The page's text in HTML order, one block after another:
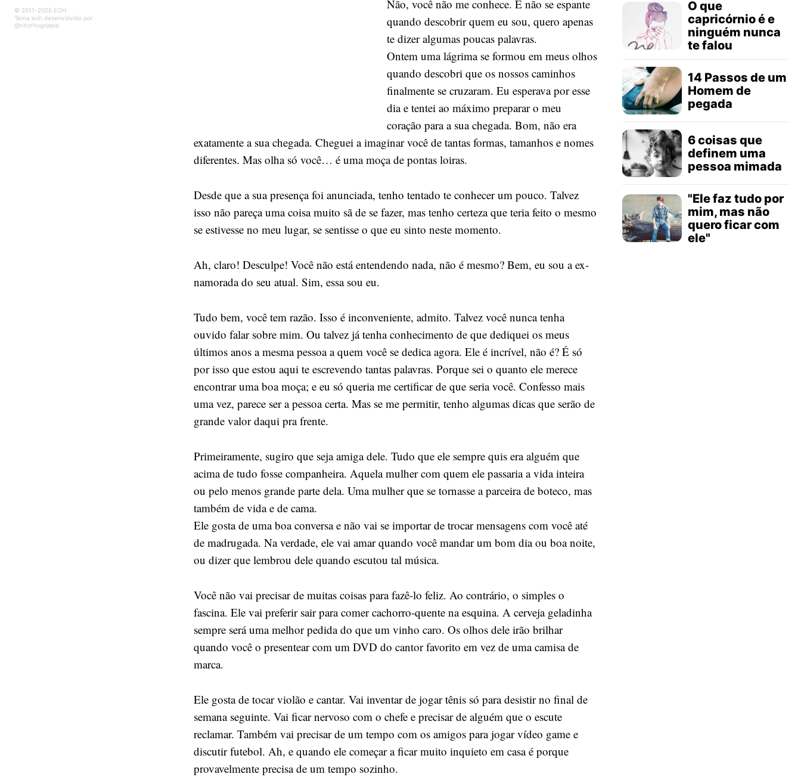
© 2011-2026 EOH
Tema eoh desenvolvido por
@vitorhugojapa
Não, você não me conhece. E não se espante
quando descobrir quem eu sou, quero apenas
te dizer algumas poucas palavras.
Ontem uma lágrima se formou em meus olhos
quando descobri que os nossos caminhos
finalmente se cruzaram. Eu esperava por esse
dia e tentei ao máximo preparar o meu
coração para a sua chegada. Bom, não era
exatamente a sua chegada. Cheguei a imaginar você de tantas formas, tamanhos e nomes
diferentes. Mas olha só você… é uma moça de pontas loiras.
Desde que a sua presença foi anunciada, tenho tentado te conhecer um pouco. Talvez
isso não pareça uma coisa muito sã de se fazer, mas tenho certeza que teria feito o mesmo
se estivesse no meu lugar, se sentisse o que eu sinto neste momento.
Ah, claro! Desculpe! Você não está entendendo nada, não é mesmo? Bem, eu sou a ex-
namorada do seu atual. Sim, essa sou eu.
Tudo bem, você tem razão. Isso é inconveniente, admito. Talvez você nunca tenha
ouvido falar sobre mim. Ou talvez já tenha conhecimento de que dediquei os meus
últimos anos a mesma pessoa a quem você se dedica agora. Ele é incrível, não é? É só
por isso que estou aqui te escrevendo tantas palavras. Porque sei o quanto ele merece
encontrar uma boa moça; e eu só queria me certificar de que seria você. Confesso mais
uma vez, parece ser a pessoa certa. Mas se me permitir, tenho algumas dicas que serão de
grande valor daqui pra frente.
Primeiramente, sugiro que seja amiga dele. Tudo que ele sempre quis era alguém que
acima de tudo fosse companheira. Aquela mulher com quem ele passaria a vida inteira
ou pelo menos grande parte dela. Uma mulher que se tornasse a parceira de boteco, mas
também de vida e de cama.
Ele gosta de uma boa conversa e não vai se importar de trocar mensagens com você até
de madrugada. Na verdade, ele vai amar quando você mandar um bom dia ou boa noite,
ou dizer que lembrou dele quando escutou tal música.
Você não vai precisar de muitas coisas para fazê-lo feliz. Ao contrário, o simples o
fascina. Ele vai preferir sair para comer cachorro-quente na esquina. A cerveja geladinha
sempre será uma melhor pedida do que um vinho caro. Os olhos dele irão brilhar
quando você o presentear com um DVD do cantor favorito em vez de uma camisa de
marca.
Ele gosta de tocar violão e cantar. Vai inventar de jogar tênis só para desistir no final de
semana seguinte. Vai ficar nervoso com o chefe e precisar de alguém que o escute
reclamar. Também vai precisar de um tempo com os amigos para jogar vídeo game e
discutir futebol. Ah, e quando ele começar a ficar muito inquieto em casa é porque
provavelmente precisa de um tempo sozinho.
O que
capricórnio é e
ninguém nunca
te falou
14 Passos de um
Homem de
pegada
6 coisas que
definem uma
pessoa mimada
"Ele faz tudo por
mim, mas não
quero ficar com
ele"